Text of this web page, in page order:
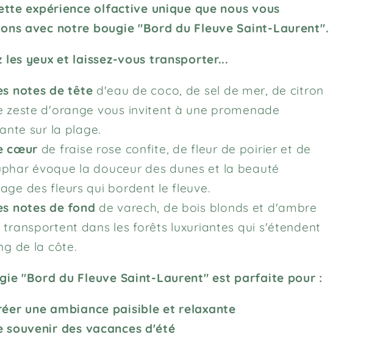
expérience olfactive unique que nous vous
avec notre bougie "Bord du Fleuve Saint-Laurent".
les yeux et laissez-vous transporter...
notes de tête d'eau de coco, de sel de mer, de citron
zeste d'orange vous invitent à une promenade
sur la plage.
cœur de fraise rose confite, de fleur de poirier et de
évoque la douceur des dunes et la beauté
des fleurs qui bordent le fleuve.
notes de fond de varech, de bois blonds et d'ambre
transportent dans les forêts luxuriantes qui s'étendent
de la côte.
"Bord du Fleuve Saint-Laurent" est parfaite pour :
une ambiance paisible et relaxante
souvenir des vacances d'été